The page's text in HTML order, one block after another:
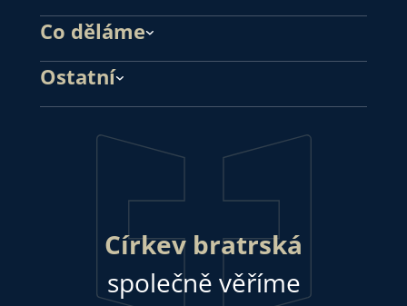
Co děláme
Ostatní
Církev bratrská
společně věříme